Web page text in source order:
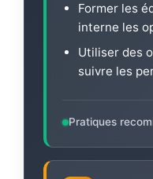
Former les
interne les
Utiliser des
suivre les
Pratiques